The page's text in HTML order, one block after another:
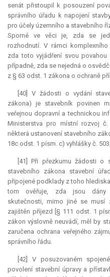
senát přistoupil k posouzení
správního úřadu k napojení
pro účely územního a stavebního
Sporné ve věci je, zda se
rozhodnutí. V rámci
zda toto vyjádření svou povahou
případně, zda se nejedná o
z § 63 odst. 1 zákona o ochraně
[40] V žádosti o vydání
zákona) je stavebník povinen
veřejnou dopravní a technickou
Ministerstva pro místní rozvoj
některá ustanovení stavebního
18c odst. 1 písm. c) vyhlášky č.
[41] Při přezkumu žádosti o
stavebního zákona stavební
připojené podklady z toho
tom ověřuje, zda jsou dány
skutečnosti, mimo jiné se musí
zajištěn příjezd [§ 111 odst. 1
zákon výslovně neuvádí, měl by
zaručena ochrana veřejného
správního řádu.
[42] V posuzovaném
povolení stavební úpravy a